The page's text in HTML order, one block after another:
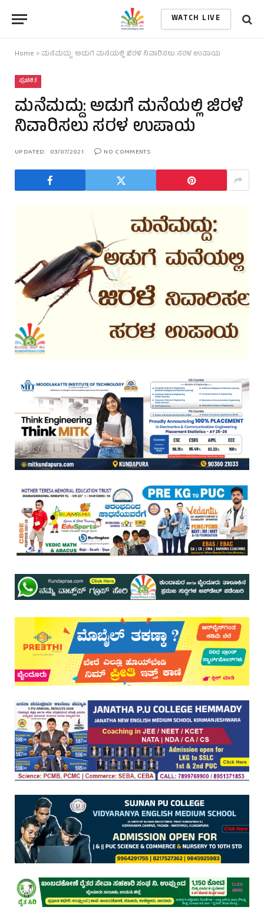
WATCH LIVE
Home » ಮನೆಮದ್ದು: ಅಡುಗೆ ಮನೆಯಲ್ಲಿ ಜಿರಳೆ ನಿವಾರಿಸಲು ಸರಳ ಉಪಾಯ
ಪ್ರಚಲಿತ
ಮನೆಮದ್ದು: ಅಡುಗೆ ಮನೆಯಲ್ಲಿ ಜಿರಳೆ
ನಿವಾರಿಸಲು ಸರಳ ಉಪಾಯ
UPDATED: 03/07/2021 NO COMMENTS